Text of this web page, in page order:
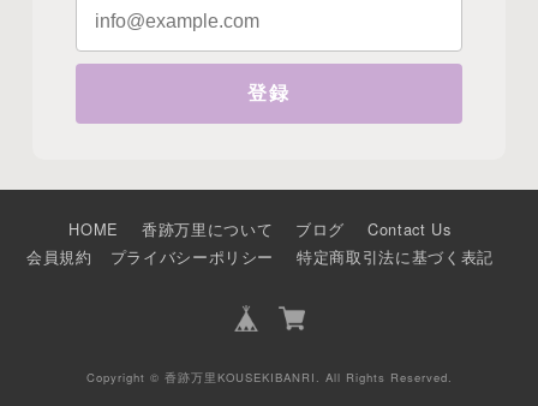
登録
HOME 香跡万里について ブログ
Contact Us
会員規約
プライバシーポリシー 特定商取引法に基づく表記
Copyright © 香跡万里KOUSEKIBANRI. All Rights Reserved.